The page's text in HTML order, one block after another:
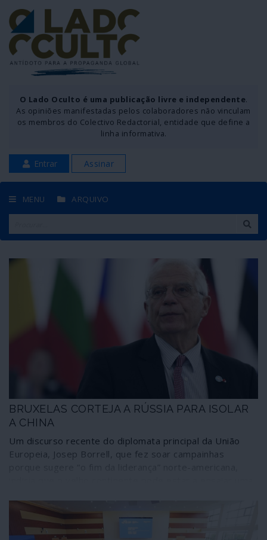
O Lado Oculto é uma publicação livre e independente.
As opiniões manifestadas pelos colaboradores não vinculam
os membros do Colectivo Redactorial, entidade que define a
linha informativa.
Entrar Assinar
MENU ARQUIVO
BRUXELAS CORTEJA A RÚSSIA PARA ISOLAR
A CHINA
Um discurso recente do diplomata principal da União
Europeia, Josep Borrell, que fez soar campainhas
Rússia – uma estratégia cujo comando poderia ser
assumido pela Alemanha. Mas será apenas uma maneira
de testar a hegemonia chinesa?